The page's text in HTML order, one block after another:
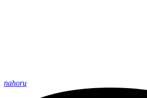
nahoru